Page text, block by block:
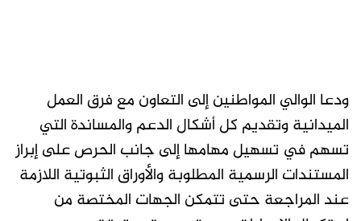
ودعا الوالي المواطنين إلى التعاون مع فرق العمل
الميدانية وتقديم كل أشكال الدعم والمساندة التي
تسهم في تسهيل مهامها إلى جانب الحرص على إبراز
المستندات الرسمية المطلوبة والأوراق الثبوتية اللازمة
عند المراجعة حتى تتمكن الجهات المختصة من